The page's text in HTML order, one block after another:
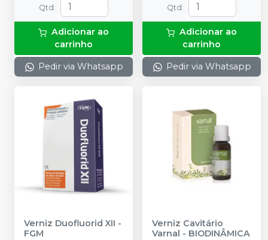
Qtd :
Adicionar ao
carrinho
Pedir via Whatsapp
Qtd :
Adicionar ao
carrinho
Pedir via Whatsapp
Verniz Duofluorid XII -
FGM
Verniz Cavitário
Varnal - BIODINÂMICA